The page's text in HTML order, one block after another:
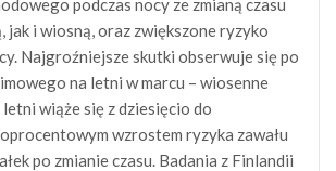
podczas nocy ze zmianą czasu
jak i wiosną, oraz zwiększone ryzyko
Najgroźniejsze skutki obserwuje się po
na letni w marcu – wiosenne
wiąże się z dziesięcio do
wzrostem ryzyka zawału
po zmianie czasu. Badania z Finlandii